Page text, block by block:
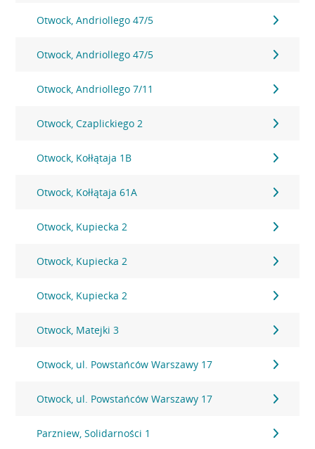
Otwock, Andriollego 47/5
Otwock, Andriollego 47/5
Otwock, Andriollego 7/11
Otwock, Czaplickiego 2
Otwock, Kołłątaja 1B
Otwock, Kołłątaja 61A
Otwock, Kupiecka 2
Otwock, Kupiecka 2
Otwock, Kupiecka 2
Otwock, Matejki 3
Otwock, ul. Powstańców Warszawy 17
Otwock, ul. Powstańców Warszawy 17
Parzniew, Solidarności 1